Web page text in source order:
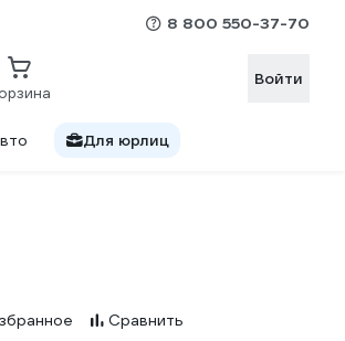
8 800 550-37-70
Войти
Для юрлиц
Сравнить